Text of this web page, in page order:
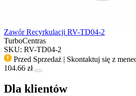
Zawór Recyrkulacji RV-TD04-2
TurboCentras
SKU: RV-TD04-2
Przed Sprzedaż | Skontaktuj się z
104.66 zł
Dla klientów